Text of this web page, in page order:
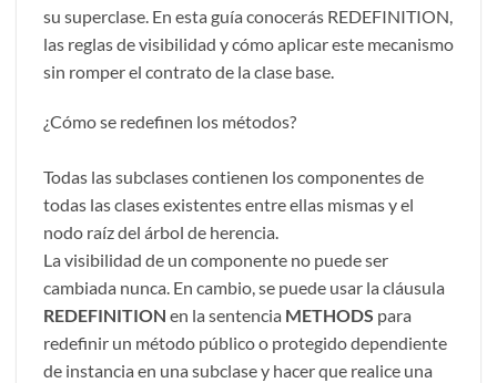
su superclase. En esta guía conocerás REDEFINITION,
las reglas de visibilidad y cómo aplicar este mecanismo
sin romper el contrato de la clase base.
¿Cómo se redefinen los métodos?
Todas las subclases contienen los componentes de
todas las clases existentes entre ellas mismas y el
nodo raíz del árbol de herencia.
La visibilidad de un componente no puede ser
cambiada nunca. En cambio, se puede usar la cláusula
REDEFINITION en la sentencia METHODS para
redefinir un método público o protegido dependiente
de instancia en una subclase y hacer que realice una